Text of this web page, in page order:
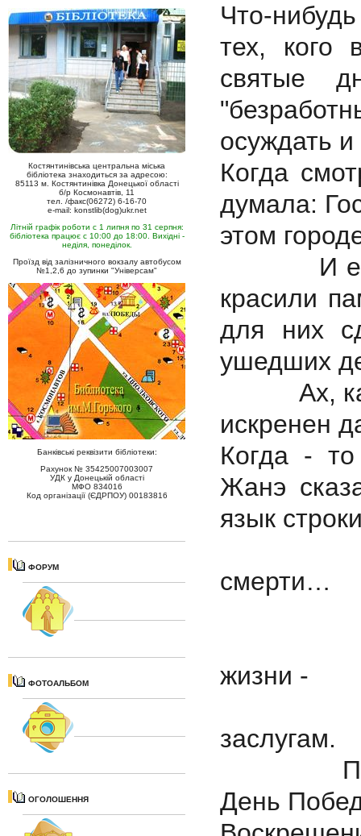
Костянтинівська центральна міська
бібліотека знаходиться за адресою:
85113 м. Костянтинівка Донецької області
б/р Космонавтів, 11
тел. /факс(06272) 6-16-70
e-mail: konstlib(dog)ukr.net
Літній графік роботи с 1 липня по 31 серпня:
бібліотека працює с 10:00 до 18:00. Вихідні -
неділя, понеділок.
Проїзд від залізничного вокзалу автобусом
№1,2,6 до зупинки "Універсам"
Банківські реквізити бібліотеки:
Рахунок № 35425007003007
УДК у Донецькій області
МФО 834016
Код організації (ЄДРПОУ) 00183816
ФОРУМ
ФОТОАЛЬБОМ
ОГОЛОШЕННЯ
Что-
тех, кого
святые
осуждать
Когда
думала:
этом
И еще:
красили
для них
ушедших
Ах, как
искренен
Когда -
Жанэ
язык
смерти…
жизни -
заслугам.
День